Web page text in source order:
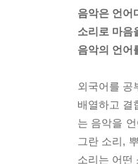
음악은 언어
소리로 마음
음악의 언어
외국어를 공
배열하고 결
는 음악을
그란 소리,
소리는 어떤